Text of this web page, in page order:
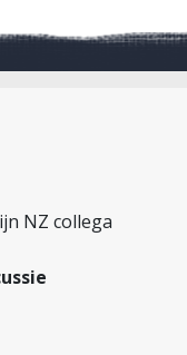
NZ collega